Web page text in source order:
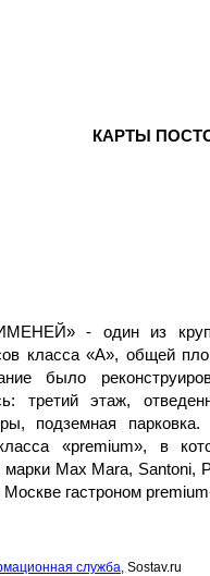
КАРТЫ
- один из
класса «А», общей
было
третий этаж,
подземная
«premium», в
марки Max Mara, Santoni,
гастроном
служба, Sostav.ru